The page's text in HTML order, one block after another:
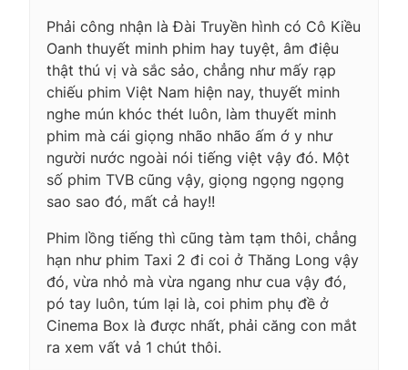
Phải công nhận là Đài Truyền hình có Cô Kiều
Oanh thuyết minh phim hay tuyệt, âm điệu
thật thú vị và sắc sảo, chẳng như mấy rạp
chiếu phim Việt Nam hiện nay, thuyết minh
nghe mún khóc thét luôn, làm thuyết minh
phim mà cái giọng nhão nhão ấm ớ y như
người nước ngoài nói tiếng việt vậy đó. Một
số phim TVB cũng vậy, giọng ngọng ngọng
sao sao đó, mất cả hay!!
Phim lồng tiếng thì cũng tàm tạm thôi, chẳng
hạn như phim Taxi 2 đi coi ở Thăng Long vậy
đó, vừa nhỏ mà vừa ngang như cua vậy đó,
pó tay luôn, túm lại là, coi phim phụ đề ở
Cinema Box là được nhất, phải căng con mắt
ra xem vất vả 1 chút thôi.